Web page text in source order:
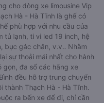
cho dòng xe limousine Vip
Hà - Hà Tĩnh là ghế có
phù hợp với nhu cầu của
tủ lạnh, ti vi led 19 inch, hệ
bục gác chân, v.v.. Nhằm
sự thoải mái nhất cho hành
gọn, đa số các hãng xe
đều hỗ trợ trung chuyển
thành Thạch Hà - Hà Tĩnh.
ra bến xe để đi, chỉ cần